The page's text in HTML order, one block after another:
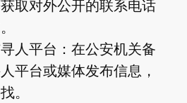
取对外公开的联系电话
人平台：在公安机关备
平台或媒体发布信息，
。